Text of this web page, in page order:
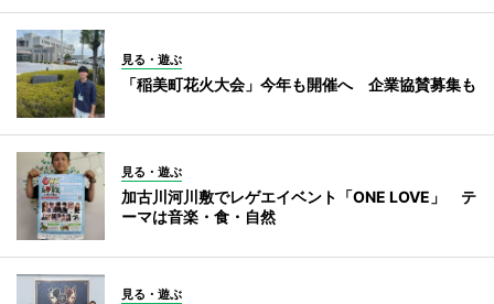
見る・遊ぶ
「稲美町花火大会」今年も開催へ 企業協賛募集も
見る・遊ぶ
加古川河川敷でレゲエイベント「ONE LOVE」 テ
ーマは音楽・食・自然
見る・遊ぶ